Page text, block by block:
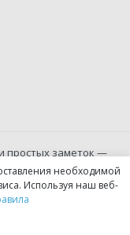
простых заметок —
браузера.необходимой
Используя наш веб-